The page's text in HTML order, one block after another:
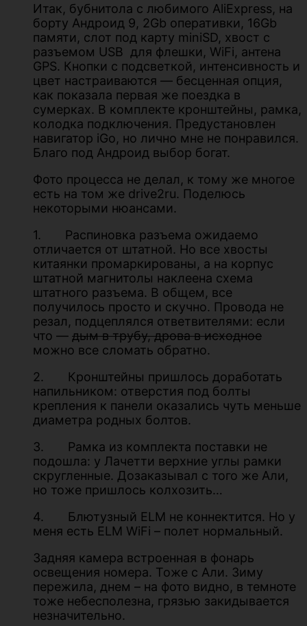
Итак, бубнитола с любимого AliExpress, на
борту Андроид 9, 2Gb оперативки, 16Gb
памяти, слот под карту miniSD, хвост с
разъемом USB для флешки, WiFi, антена
GPS. Кнопки с подсветкой, интенсивность и
цвет настраиваются — бесценная опция,
как показала первая же поездка в
сумерках. В комплекте кронштейны, рамка,
колодка подключения. Предустановлен
навигатор iGo, но лично мне не понравился.
Благо под Андроид выбор богат.
Фото процесса не делал, к тому же многое
есть на том же drive2ru. Поделюсь
некоторыми нюансами.
1. Распиновка разъема ожидаемо
отличается от штатной. Но все хвосты
китаянки промаркированы, а на корпус
штатной магнитолы наклеена схема
штатного разъема. В общем, все
получилось просто и скучно. Провода не
резал, подцеплялся ответвителями: если
что — дым в трубу, дрова в исходное
можно все сломать обратно.
2. Кронштейны пришлось доработать
напильником: отверстия под болты
крепления к панели оказались чуть меньше
диаметра родных болтов.
3. Рамка из комплекта поставки не
подошла: у Лачетти верхние углы рамки
скругленные. Дозаказывал с того же Али,
но тоже пришлось колхозить…
4. Блютузный ELM не коннектится. Но у
меня есть ELM WiFi – полет нормальный.
Задняя камера встроенная в фонарь
освещения номера. Тоже с Али. Зиму
пережила, днем – на фото видно, в темноте
тоже небесполезна, грязью закидывается
незначительно.